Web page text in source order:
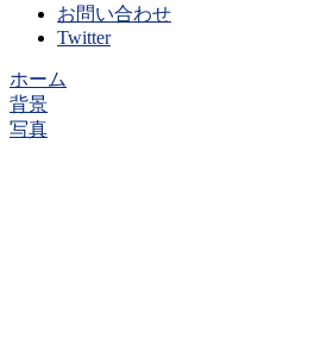
お問い合わせ
Twitter
ホーム
背景
写真